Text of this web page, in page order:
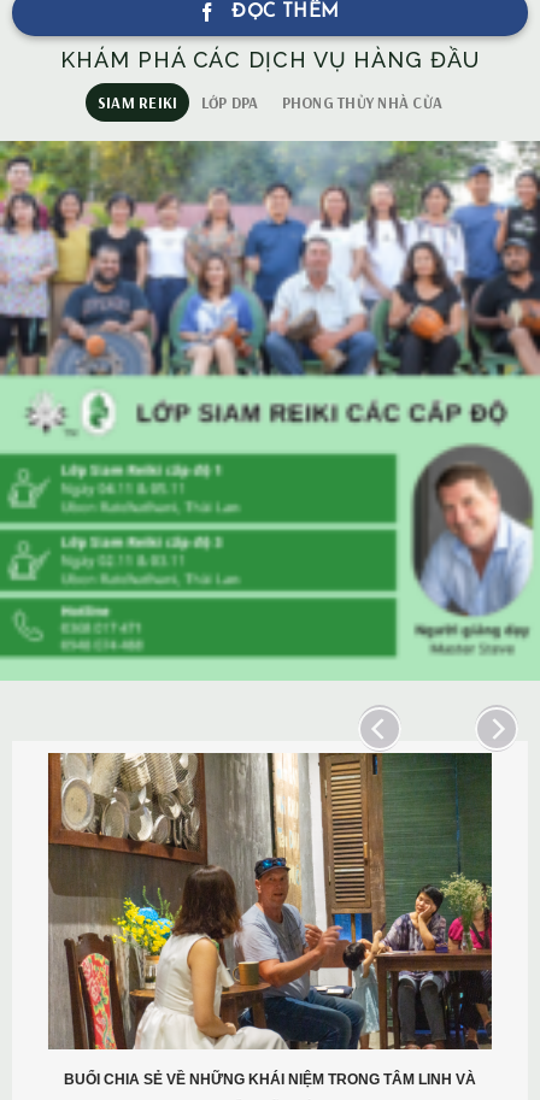
ĐỌC THÊM
KHÁM PHÁ CÁC DỊCH VỤ HÀNG ĐẦU
SIAM REIKI LỚP DPA PHONG THỦY NHÀ CỬA
BUỔI CHIA SẺ VỀ NHỮNG KHÁI NIỆM TRONG TÂM LINH VÀ